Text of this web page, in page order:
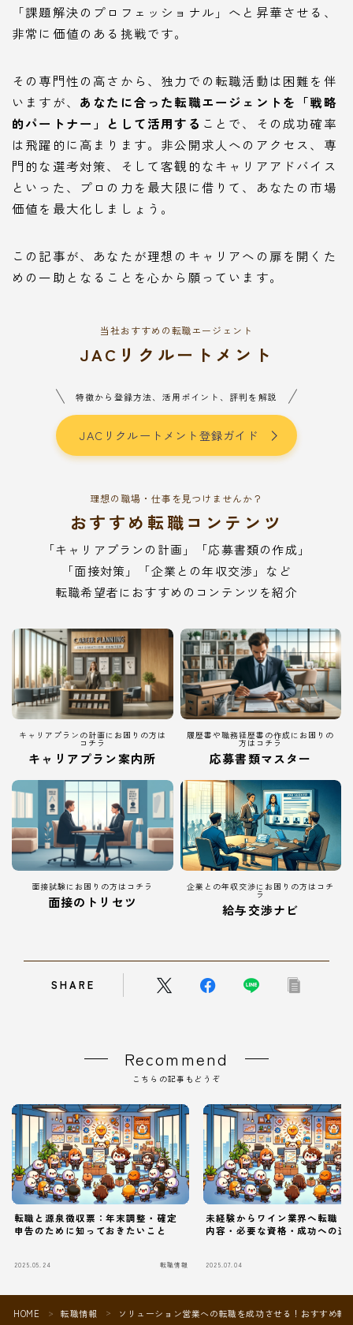
Follow Me
「課題解決のプロフェッショナル」へと昇華させる、
非常に価値のある挑戦です。
その専門性の高さから、独力での転職活動は困難を伴
いますが、 あなたに合った転職エージェントを「戦略
的パートナー」として活用する ことで、その成功確率
は飛躍的に高まります。非公開求人へのアクセス、専
門的な選考対策、そして客観的なキャリアアドバイス
といった、プロの力を最大限に借りて、あなたの市場
価値を最大化しましょう。
この記事が、あなたが理想のキャリアへの扉を開くた
めの一助となることを心から願っています。
当社おすすめの転職エージェント
JACリクルートメント
特徴から登録方法、活用ポイント、評判を解説
JACリクルートメント登録ガイド
理想の職場・仕事を見つけませんか？
おすすめ転職コンテンツ
「キャリアプランの計画」「応募書類の作成」
「面接対策」「企業との年収交渉」など
転職希望者におすすめのコンテンツを紹介
キャリアプランの計画にお困りの方は
コチラ
キャリアプラン案内所
履歴書や職務経歴書の作成にお困りの
方はコチラ
応募書類マスター
面接試験にお困りの方はコチラ
面接のトリセツ
企業との年収交渉にお困りの方はコチ
ラ
給与交渉ナビ
SHARE
Recommend
こちらの記事もどうぞ
転職と源泉徴収票：年末調整・確定
申告のために知っておきたいこと
2025.05.24 転職情報
未経験からワイン業界へ転職！
内容・必要な資格・成功への道
2025.07.04
HOME ＞ 転職情報 ＞ ソリューション営業への転職を成功させる！おすすめ転